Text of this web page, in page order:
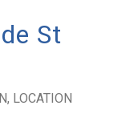
St
, LOCATION